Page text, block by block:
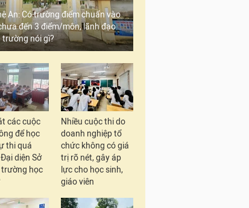
An: Có trường điểm chuẩn vào
đến 3 điểm/môn, lãnh đạo
trường nói gì?
các cuộc
để học
thi quá
diện Sở
trường học
Nhiều cuộc thi do
doanh nghiệp tổ
chức không có giá
trị rõ nét, gây áp
lực cho học sinh,
giáo viên